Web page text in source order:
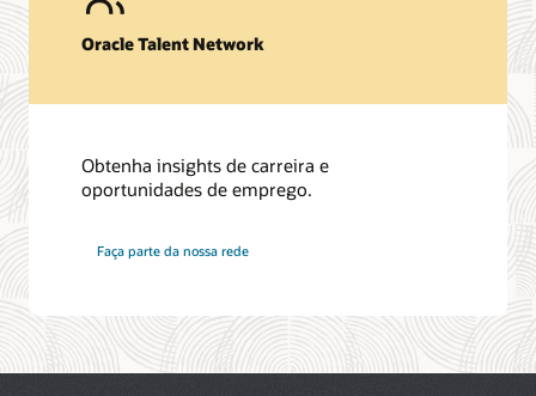
Oracle Talent Network
Obtenha insights de carreira e
oportunidades de emprego.
Faça parte da nossa rede
Oracle